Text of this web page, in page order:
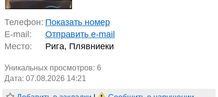
Телефон: Показать номер
E-mail:
Отправить e-mail
Место:
Рига, Плявниеки
Уникальных просмотров: 6
Дата: 07.08.2026 14:21